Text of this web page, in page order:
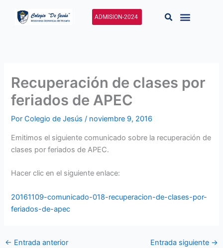
ADMISION-2024
Recuperación de clases por
feriados de APEC
PorColegio de Jesús/ noviembre 9, 2016
Emitimos el siguiente comunicado sobre la recuperación de
clases por feriados de APEC.
Hacer clic en el siguiente enlace:
20161109-comunicado-018-recuperacion-de-clases-por-
feriados-de-apec
← Entrada anterior Entrada siguiente →